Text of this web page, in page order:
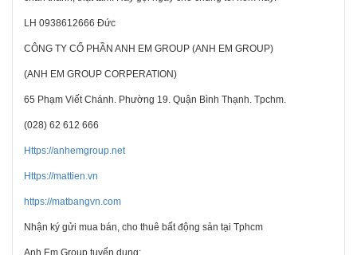
LH 0938612666 Đức
CÔNG TY CỔ PHẦN ANH EM GROUP (ANH EM GROUP)
(ANH EM GROUP CORPERATION)
65 Phạm Viết Chánh. Phường 19. Quận Bình Thạnh. Tpchm.
(028) 62 612 666
Https://anhemgroup.net
Https://mattien.vn
https://matbangvn.com
Nhận ký gửi mua bán, cho thuê bất động sản tại Tphcm
Anh Em Group tuyển dụng: